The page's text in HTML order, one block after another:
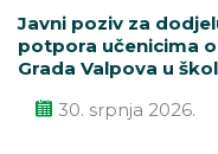
Javni poziv za
potpora učenicima
Grada Valpova u
30. srpnja 2026.